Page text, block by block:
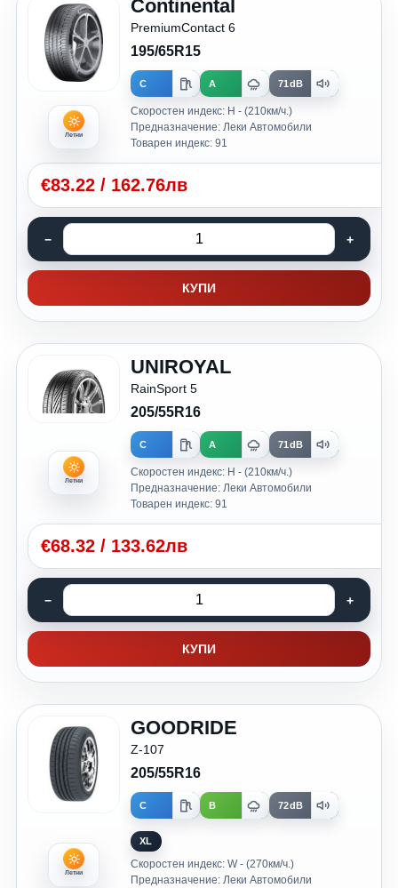
Летни
Continental
PremiumContact 6
195/65R15
C A 71dB
Скоростен индекс: H - (210км/ч.)
Предназначение: Леки Автомобили
Товарен индекс: 91
€83.22 / 162.76лв
КУПИ
Летни
UNIROYAL
RainSport 5
205/55R16
C A 71dB
Скоростен индекс: H - (210км/ч.)
Предназначение: Леки Автомобили
Товарен индекс: 91
€68.32 / 133.62лв
КУПИ
Летни
GOODRIDE
Z-107
205/55R16
C B 72dB
XL
Скоростен индекс: W - (270км/ч.)
Предназначение: Леки Автомобили